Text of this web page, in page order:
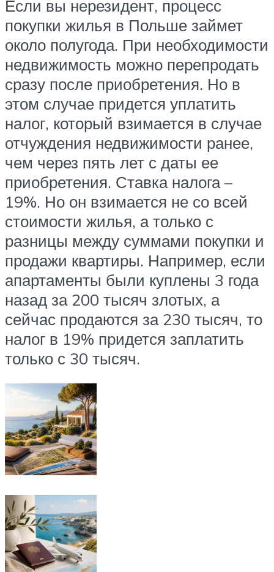
Если вы нерезидент, процесс
покупки жилья в Польше займет
около полугода. При необходимости
недвижимость можно перепродать
сразу после приобретения. Но в
этом случае придется уплатить
налог, который взимается в случае
отчуждения недвижимости ранее,
чем через пять лет с даты ее
приобретения. Ставка налога –
19%. Но он взимается не со всей
стоимости жилья, а только с
разницы между суммами покупки и
продажи квартиры. Например, если
апартаменты были куплены 3 года
назад за 200 тысяч злотых, а
сейчас продаются за 230 тысяч, то
налог в 19% придется заплатить
только с 30 тысяч.